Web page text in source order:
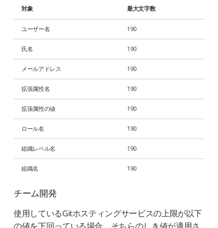
対象 最大文字数
ユーザー名 190
氏名 190
メールアドレス 190
拡張属性名 190
拡張属性の値 190
ロール名 190
組織レベル名 190
組織名 190
チーム開発
使用しているGitホスティングサービスの上限が以下